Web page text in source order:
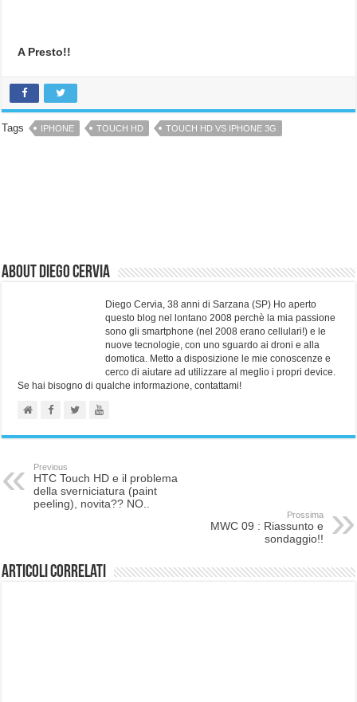
A Presto!!
Tags IPHONE TOUCH HD TOUCH HD VS IPHONE 3G
About Diego Cervia
Diego Cervia, 38 anni di Sarzana (SP) Ho aperto
questo blog nel lontano 2008 perchè la mia passione
sono gli smartphone (nel 2008 erano cellulari!) e le
nuove tecnologie, con uno sguardo ai droni e alla
domotica. Metto a disposizione le mie conoscenze e
cerco di aiutare ad utilizzare al meglio i propri device.
Se hai bisogno di qualche informazione, contattami!
Previous
HTC Touch HD e il problema
della sverniciatura (paint
peeling), novita?? NO..
Prossima
MWC 09 : Riassunto e
sondaggio!!
Articoli correlati